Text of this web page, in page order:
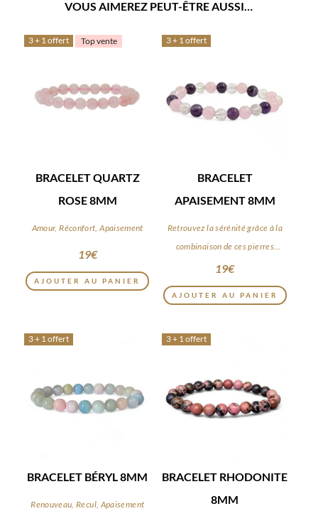
VOUS AIMEREZ PEUT-ÊTRE AUSSI…
3 + 1 offert Top vente
BRACELET QUARTZ
ROSE 8MM
Amour, Réconfort, Apaisement
19€
AJOUTER AU PANIER
3 + 1 offert
BRACELET
APAISEMENT 8MM
Retrouvez la sérénité grâce à la
combinaison de ces pierres
apaisantes
19€
AJOUTER AU PANIER
3 + 1 offert
BRACELET BÉRYL 8MM
Renouveau, Recul, Apaisement
3 + 1 offert
BRACELET RHODONITE
8MM